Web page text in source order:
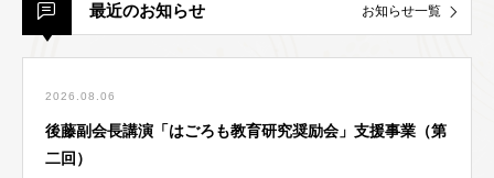
最近のお知らせ お知らせ一覧
2026.08.06
後藤副会長講演「はごろも教育研究奨励会」支援事業（第
二回）